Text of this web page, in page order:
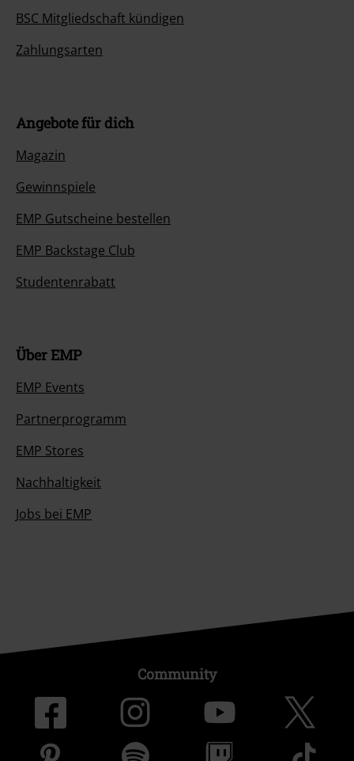
BSC Mitgliedschaft kündigen
Zahlungsarten
Angebote für dich
Magazin
Gewinnspiele
EMP Gutscheine bestellen
EMP Backstage Club
Studentenrabatt
Über EMP
EMP Events
Partnerprogramm
EMP Stores
Nachhaltigkeit
Jobs bei EMP
Community